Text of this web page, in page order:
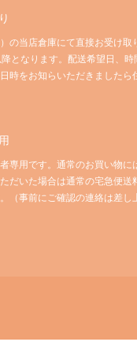
の当店倉庫にて直接お受け取
となります。配送希望日、
時をお知らいただきましたら
専用です。通常のお買い物に
だいた場合は通常の宅急便送
（事前にご確認の連絡は差し